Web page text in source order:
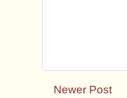
Newer Post